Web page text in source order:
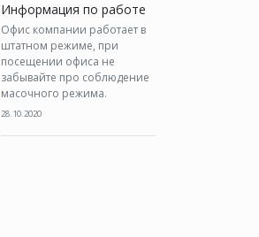
Информация по работе
Офис компании работает в
штатном режиме, при
посещении офиса не
забывайте про соблюдение
масочного режима.
28.10.2020